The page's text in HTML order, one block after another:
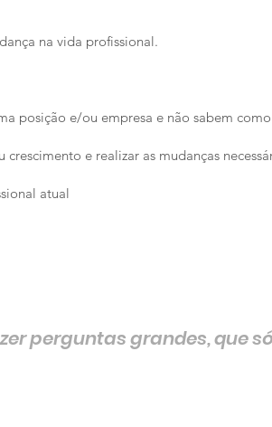
na vida profissional.
posição e/ou empresa e não sabem
e realizar as mudanças
atual
perguntas grandes, que